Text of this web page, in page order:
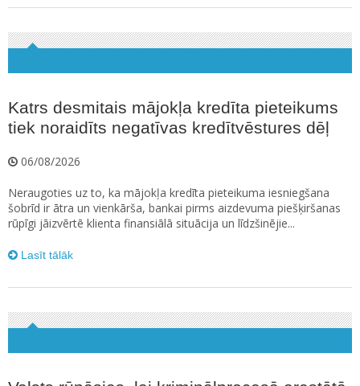
Katrs desmitais mājokļa kredīta pieteikums
tiek noraidīts negatīvas kredītvēstures dēļ
06/08/2026
Neraugoties uz to, ka mājokļa kredīta pieteikuma iesniegšana
šobrīd ir ātra un vienkārša, bankai pirms aizdevuma piešķiršanas
rūpīgi jāizvērtē klienta finansiālā situācija un līdzšinējie...
Lasīt tālāk